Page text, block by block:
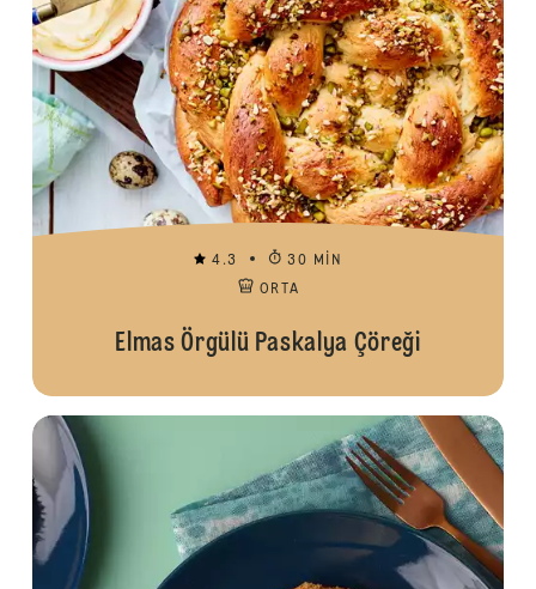
4.3
30 MIN
ORTA
Elmas Örgülü Paskalya Çöreği